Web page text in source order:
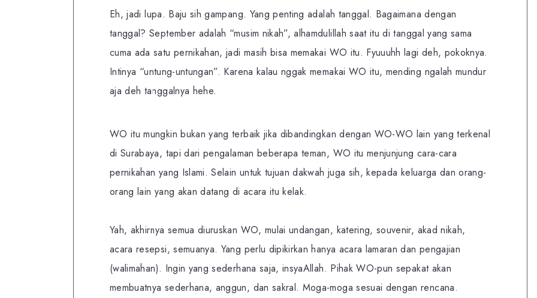
Eh, jadi lupa. Baju sih gampang. Yang penting adalah tanggal. Bagaimana dengan
tanggal? September adalah “musim nikah”, alhamdulillah saat itu di tanggal yang sama
cuma ada satu pernikahan, jadi masih bisa memakai WO itu. Fyuuuhh lagi deh, pokoknya.
Intinya “untung-untungan”. Karena kalau nggak memakai WO itu, mending ngalah mundur
aja deh tanggalnya hehe.
WO itu mungkin bukan yang terbaik jika dibandingkan dengan WO-WO lain yang terkenal
di Surabaya, tapi dari pengalaman beberapa teman, WO itu menjunjung cara-cara
pernikahan yang Islami. Selain untuk tujuan dakwah juga sih, kepada keluarga dan orang-
orang lain yang akan datang di acara itu kelak.
Yah, akhirnya semua diuruskan WO, mulai undangan, katering, souvenir, akad nikah,
acara resepsi, semuanya. Yang perlu dipikirkan hanya acara lamaran dan pengajian
(walimahan). Ingin yang sederhana saja, insyaAllah. Pihak WO-pun sepakat akan
membuatnya sederhana, anggun, dan sakral. Moga-moga sesuai dengan rencana.